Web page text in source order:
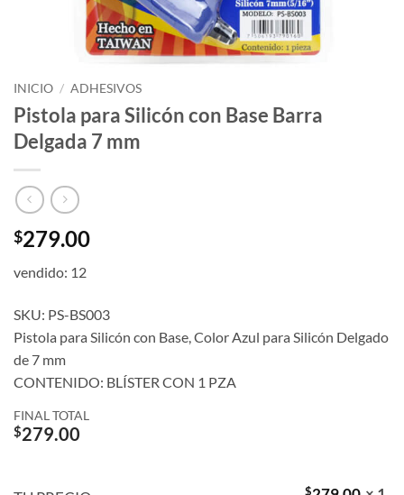
INICIO / ADHESIVOS
Pistola para Silicón con Base Barra
Delgada 7 mm
$279.00
vendido: 12
SKU: PS-BS003
Pistola para Silicón con Base, Color Azul para Silicón Delgado
de 7 mm
CONTENIDO: BLÍSTER CON 1 PZA
FINAL TOTAL
$279.00
$